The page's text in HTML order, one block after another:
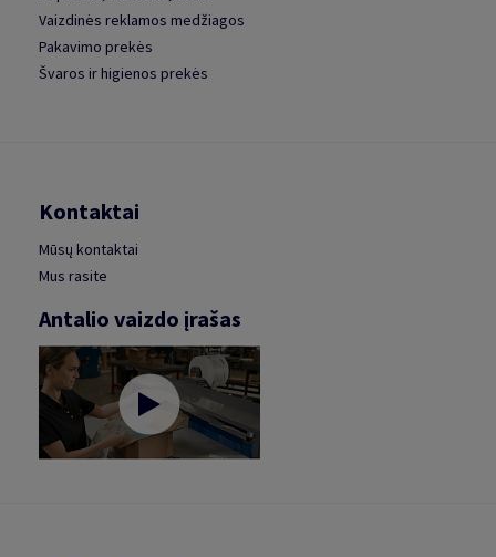
Vaizdinės reklamos medžiagos
Pakavimo prekės
Švaros ir higienos prekės
Kontaktai
Mūsų kontaktai
Mus rasite
Antalio vaizdo įrašas